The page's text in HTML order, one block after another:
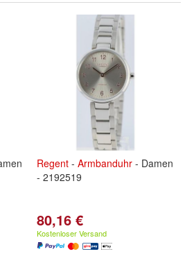
Regent - Armbanduhr - Damen
- 2192519
80,16 €
Kostenloser Versand